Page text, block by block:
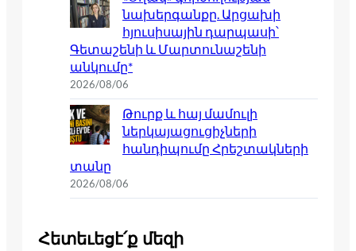
նախերգանքը. Արցախի
հյուսիսային դարպասի՝
Գետաշենի և Մարտունաշենի
անկումը*
2026/08/06
Թուրք և հայ մամուլի
ներկայացուցիչների
հանդիպումը Հրեշտակների
տանը
2026/08/06
Հետեւեցէ՛ք մեզի